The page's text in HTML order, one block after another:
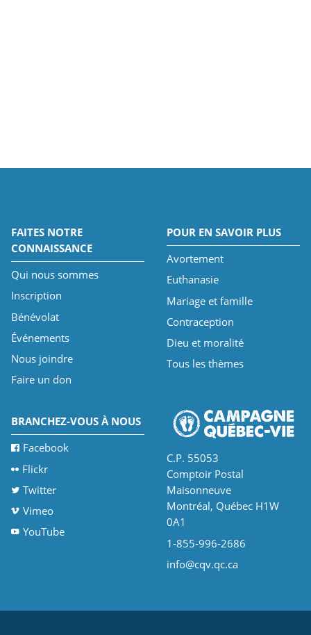
FAITES NOTRE
CONNAISSANCE
Qui nous sommes
Inscription
Bénévolat
Événements
Nous joindre
Faire un don
POUR EN SAVOIR PLUS
Avortement
Euthanasie
Mariage et famille
Contraception
Dieu et moralité
Tous les thèmes
BRANCHEZ-VOUS À NOUS
Facebook
Flickr
Twitter
Vimeo
YouTube
C.P. 55053
Comptoir Postal
Maisonneuve
Montréal, Québec H1W
0A1
1-855-996-2686
info@cqv.qc.ca